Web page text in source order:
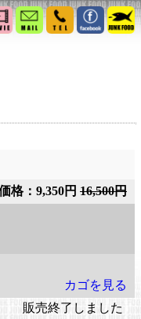
格：9,350円 16,500円
カゴを見る
販売終了しました